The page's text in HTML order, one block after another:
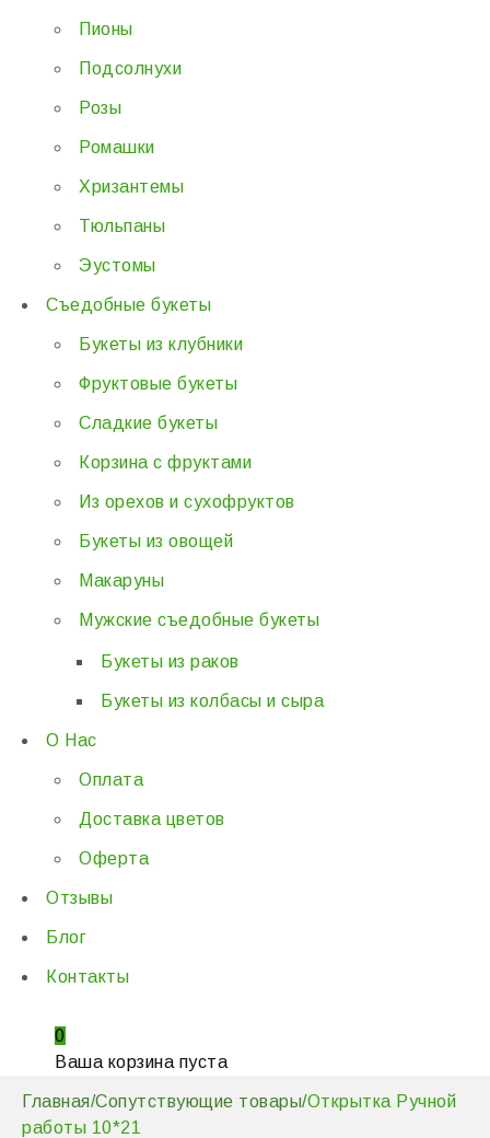
Пионы
Подсолнухи
Розы
Ромашки
Хризантемы
Тюльпаны
Эустомы
Съедобные букеты
Букеты из клубники
Фруктовые букеты
Сладкие букеты
Корзина с фруктами
Из орехов и сухофруктов
Букеты из овощей
Макаруны
Мужские съедобные букеты
Букеты из раков
Букеты из колбасы и сыра
О Нас
Оплата
Доставка цветов
Оферта
Отзывы
Блог
Контакты
0
Ваша корзина пуста
Главная/Сопутствующие товары/Открытка Ручной
работы 10*21